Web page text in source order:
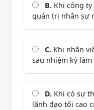
B. Khi công
quản trị nhân sự
C. Khi nhân
sau nhiệm kỳ
D. Khi có sự
lãnh đạo tối cao